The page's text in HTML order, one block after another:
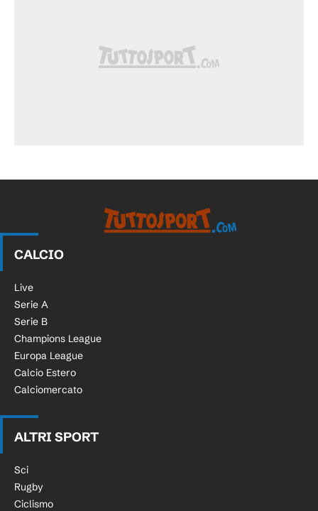
CALCIO
Live
Serie A
Serie B
Champions League
Europa League
Calcio Estero
Calciomercato
ALTRI SPORT
Sci
Rugby
Ciclismo